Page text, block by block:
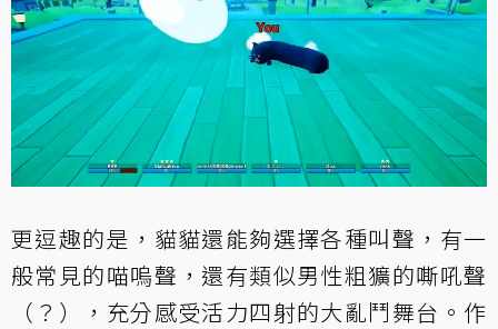
更逗趣的是，貓貓還能夠選擇各種叫聲，有一
般常見的喵嗚聲，還有類似男性粗獷的嘶吼聲
（？），充分感受活力四射的大亂鬥舞台。作